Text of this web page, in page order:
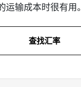
运输成本时很有用。
查找汇率